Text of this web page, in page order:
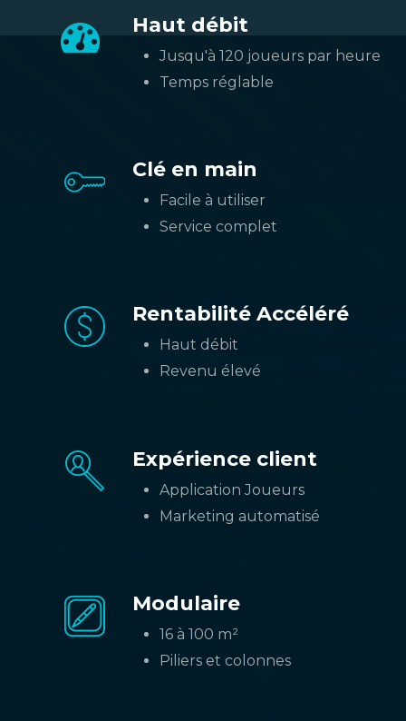
Haut débit
Jusqu'à 120 joueurs par heure
Temps réglable
Clé en main
Facile à utiliser
Service complet
Rentabilité Accéléré
Haut débit
Revenu élevé
Expérience client
Application Joueurs
Marketing automatisé
Modulaire
16 à 100 m²
Piliers et colonnes